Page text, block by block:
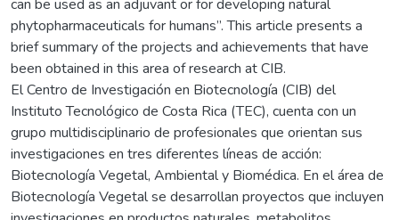
can be used as an adjuvant or for developing natural
phytopharmaceuticals for humans”. This article presents a
brief summary of the projects and achievements that have
been obtained in this area of research at CIB.
El Centro de Investigación en Biotecnología (CIB) del
Instituto Tecnológico de Costa Rica (TEC), cuenta con un
grupo multidisciplinario de profesionales que orientan sus
investigaciones en tres diferentes líneas de acción:
Biotecnología Vegetal, Ambiental y Biomédica. En el área de
Biotecnología Vegetal se desarrollan proyectos que incluyen